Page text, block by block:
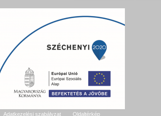
Adatkezelési szabályzat Oldaltérkép